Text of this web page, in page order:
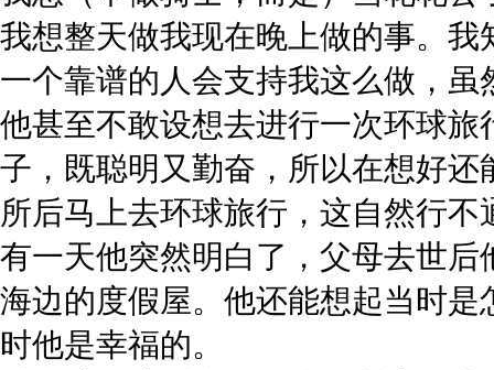
我想整天做我现在晚上做的事。
一个靠谱的人会支持我这么做，虽
他甚至不敢设想去进行一次环球
子，既聪明又勤奋，所以在想好
所后马上去环球旅行，这自然行
有一天他突然明白了，父母去世
海边的度假屋。他还能想起当时
时他是幸福的。